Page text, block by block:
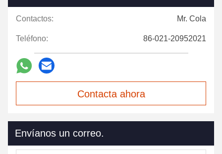
Contactos: Mr. Cola
Teléfono: 86-021-20952021
Contacta ahora
Envíanos un correo.